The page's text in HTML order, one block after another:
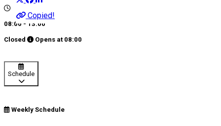
Copied!
08:00 - 13:00
Closed Opens at 08:00
Schedule
Weekly Schedule